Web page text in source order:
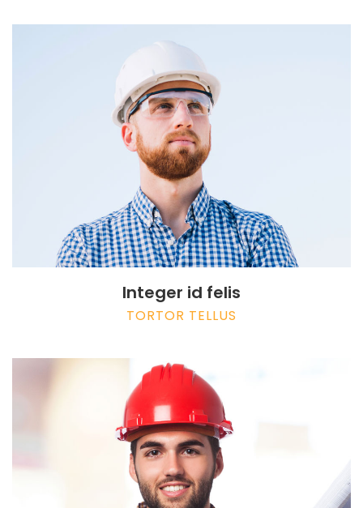
Integer id felis
TORTOR TELLUS